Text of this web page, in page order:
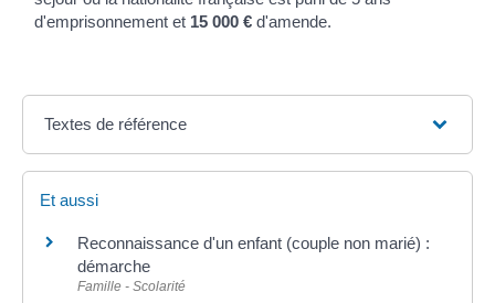
d'emprisonnement et 15 000 € d'amende.
Textes de référence
Et aussi
Reconnaissance d'un enfant (couple non marié) :
démarche
Famille - Scolarité